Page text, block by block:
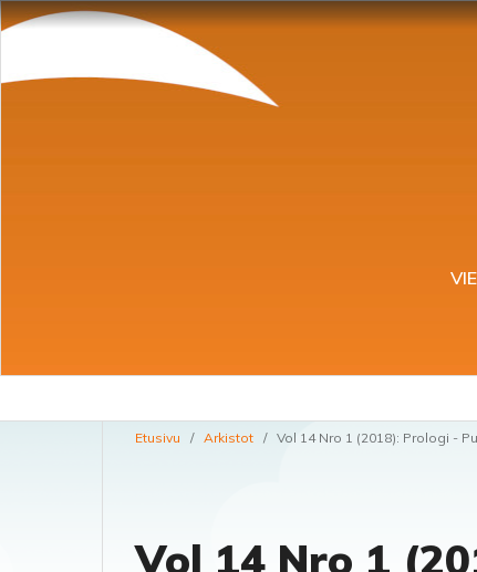
Etusivu / Arkistot / Vol 14 Nro 1 (2018): Prologi -
Vol 14 Nro 1